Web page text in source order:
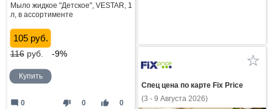
Мыло жидкое "Детское", VESTAR, 1
л, в ассортименте
105 руб.
116руб. -9%
Купить
thumb_down 0 thumb_up 0
mode_comment 0
Спец цена по карте Fix Price
(3 - 9 Августа 2026)